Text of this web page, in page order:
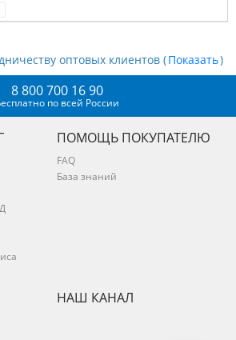
оптовых клиентов ( )
8 800 700 16 90
по всей России
ПОМОЩЬ ПОКУПАТЕЛЮ
FAQ
База знаний
НАШ КАНАЛ